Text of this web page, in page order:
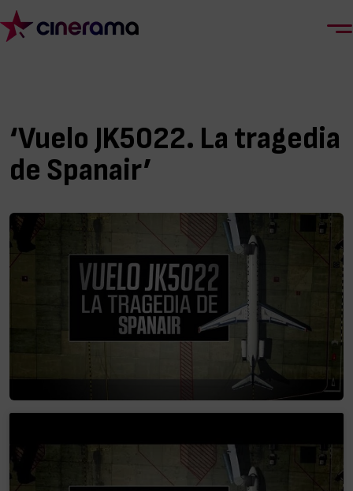
‘Vuelo JK5022. La tragedia
de Spanair’